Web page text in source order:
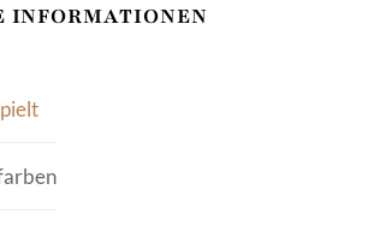
INFORMATIONEN